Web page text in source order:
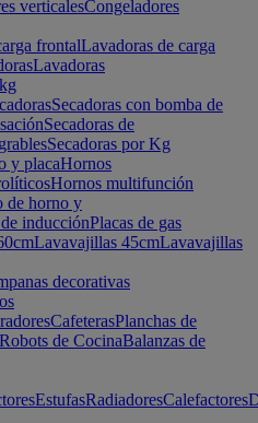
verticalesCongeladores
frontalLavadoras de carga
Lavadoras
Secadoras con bomba de
Secadoras de
Secadoras por Kg
y placaHornos
Hornos multifunción
de horno y
inducciónPlacas de gas
Lavavajillas 45cmLavavajillas
decorativas
CafeterasPlanchas de
Robots de CocinaBalanzas de
EstufasRadiadoresCalefactores